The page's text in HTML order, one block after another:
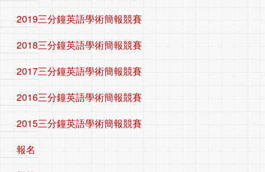
2019三分鐘英語學術簡報競賽
2018三分鐘英語學術簡報競賽
2017三分鐘英語學術簡報競賽
2016三分鐘英語學術簡報競賽
2015三分鐘英語學術簡報競賽
報名